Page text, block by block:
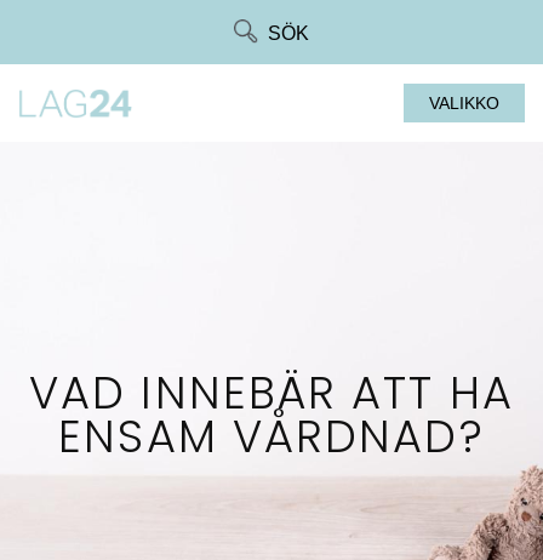
SÖK
VALIKKO
VAD INNEBÄR ATT HA
ENSAM VÅRDNAD?